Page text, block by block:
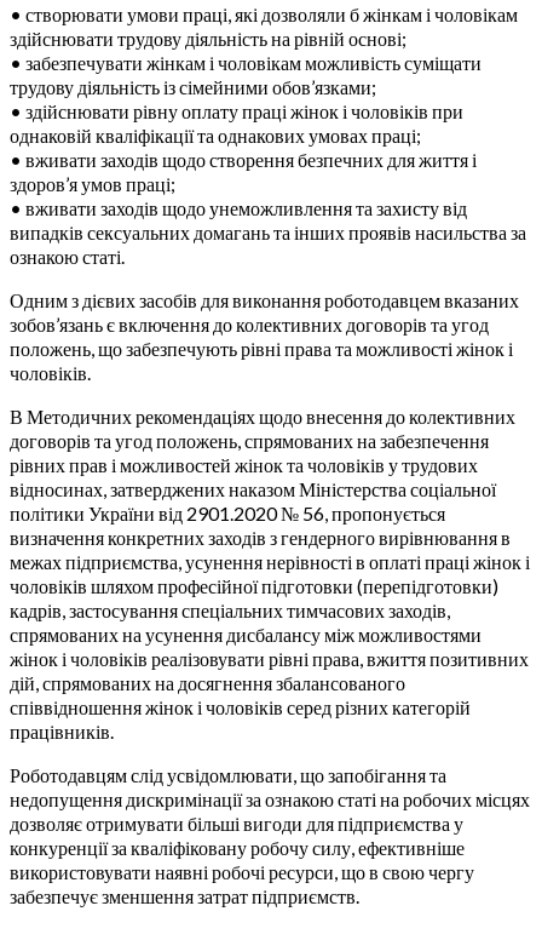
• створювати умови праці, які дозволяли б жінкам і чоловікам
здійснювати трудову діяльність на рівній основі;
• забезпечувати жінкам і чоловікам можливість суміщати
трудову діяльність із сімейними обов’язками;
• здійснювати рівну оплату праці жінок і чоловіків при
однаковій кваліфікації та однакових умовах праці;
• вживати заходів щодо створення безпечних для життя і
здоров’я умов праці;
• вживати заходів щодо унеможливлення та захисту від
випадків сексуальних домагань та інших проявів насильства за
ознакою статі.
Одним з дієвих засобів для виконання роботодавцем вказаних
зобов’язань є включення до колективних договорів та угод
положень, що забезпечують рівні права та можливості жінок і
чоловіків.
В Методичних рекомендаціях щодо внесення до колективних
договорів та угод положень, спрямованих на забезпечення
рівних прав і можливостей жінок та чоловіків у трудових
відносинах, затверджених наказом Міністерства соціальної
політики України від 2901.2020 № 56, пропонується
визначення конкретних заходів з гендерного вирівнювання в
межах підприємства, усунення нерівності в оплаті праці жінок і
чоловіків шляхом професійної підготовки (перепідготовки)
кадрів, застосування спеціальних тимчасових заходів,
спрямованих на усунення дисбалансу між можливостями
жінок і чоловіків реалізовувати рівні права, вжиття позитивних
дій, спрямованих на досягнення збалансованого
співвідношення жінок і чоловіків серед різних категорій
працівників.
Роботодавцям слід усвідомлювати, що запобігання та
недопущення дискримінації за ознакою статі на робочих місцях
дозволяє отримувати більші вигоди для підприємства у
конкуренції за кваліфіковану робочу силу, ефективніше
використовувати наявні робочі ресурси, що в свою чергу
забезпечує зменшення затрат підприємств.